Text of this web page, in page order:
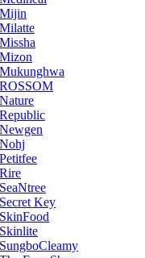
Mijin
Milatte
Missha
Mizon
Mukunghwa
ROSSOM
Nature
Republic
Newgen
Nohj
Petitfee
Rire
SeaNtree
Secret Key
SkinFood
Skinlite
SungboCleamy